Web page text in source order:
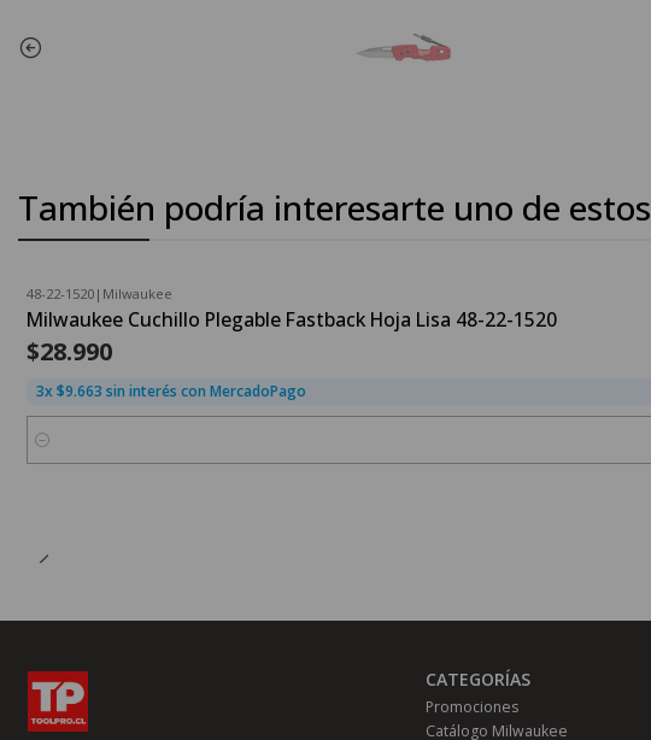
También podría interesarte uno de estos
48-22-1520| Milwaukee
Milwaukee Cuchillo Plegable Fastback Hoja Lisa 48-22-1520
$28.990
3x $9.663 sin interés con MercadoPago
Cantidad
CATEGORÍAS
Promociones
Catálogo Milwaukee